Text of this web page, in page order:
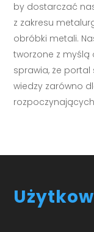
by dostarczać
z zakresu
obróbki metali.
tworzone z myślą
sprawia, że portal
wiedzy zarówno